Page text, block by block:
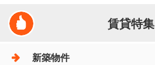
賃貸特集
新築物件